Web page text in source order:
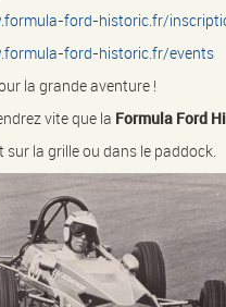
ford-historic.fr/
ford-historic.fr/events
la grande aventure !
vite que la Formula Ford
sur la grille ou dans le paddock.